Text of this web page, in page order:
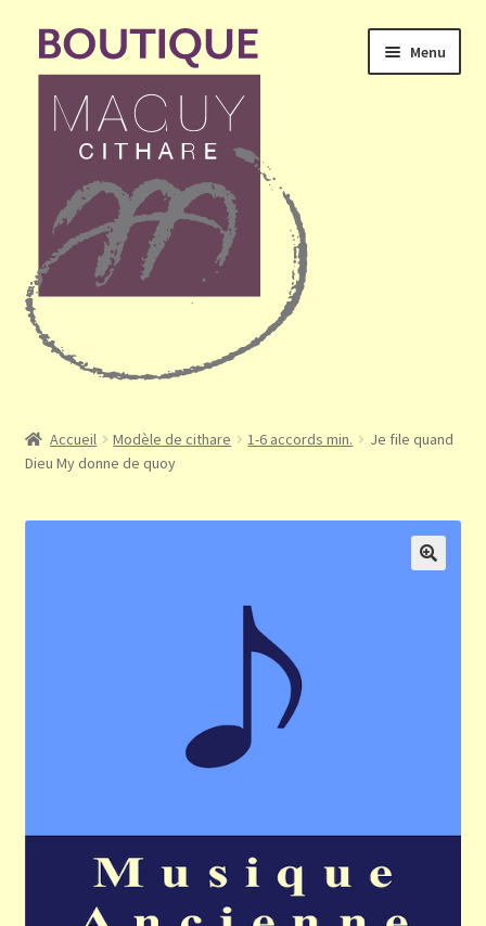
Aller
navigation
Aller
contenu
Menu
Mon compte
Validation de la commande
Accueil Modèle de cithare 1-6 accords min.
Je file quand
Dieu My donne de quoy